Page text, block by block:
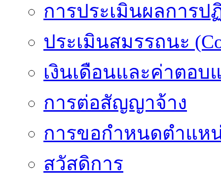
การประเมินผลการป
ประเมินสมรรถนะ
เงินเดือนและค่าตอบ
การต่อสัญญาจ้าง
การขอกำหนดตำแห
สวัสดิการ